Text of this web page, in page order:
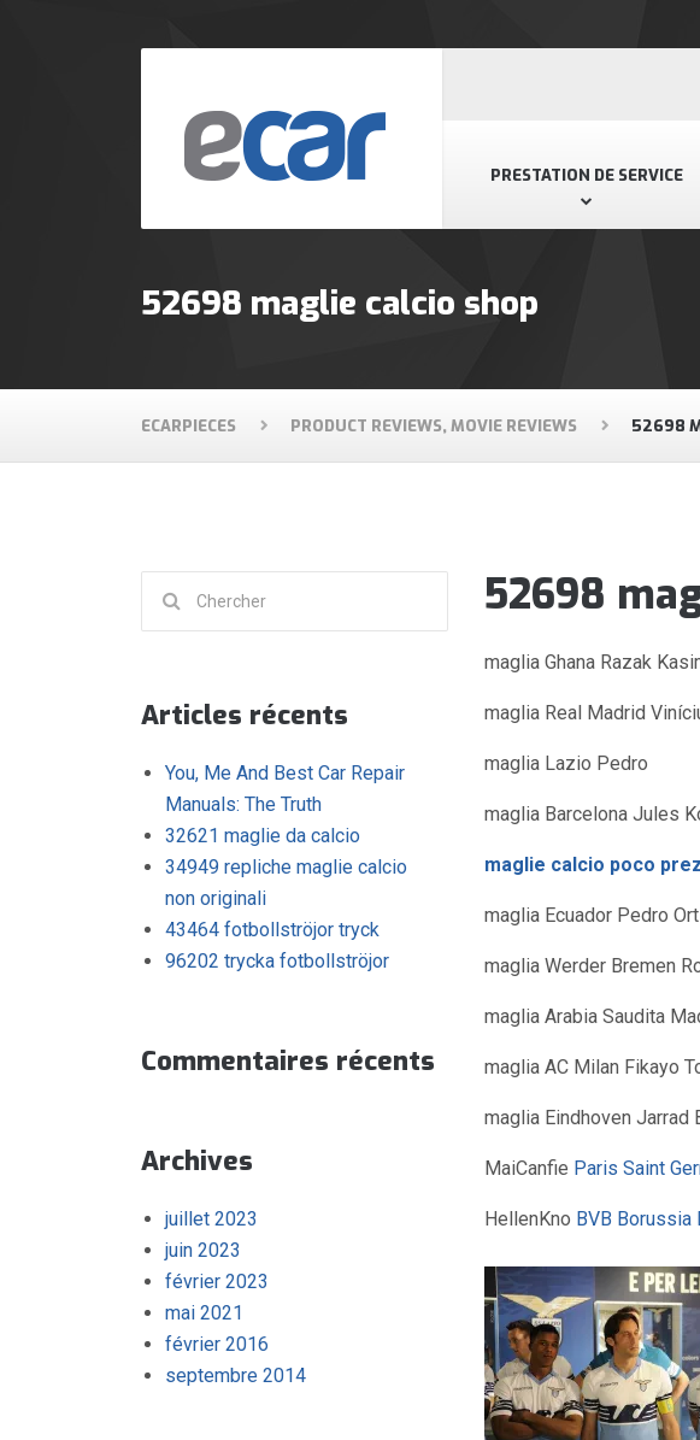
PRESTATION DE SERVICE
52698 maglie calcio shop
ECARPIECES PRODUCT REVIEWS, MOVIE REVIEWS 52698
52698
maglia Ghana Razak
maglia Real Madrid
maglia Lazio Pedro
maglia Barcelona Jules
maglie calcio poco
maglia Ecuador Pedro
maglia Werder Bremen
maglia Arabia Saudita
maglia AC Milan Fikayo
maglia Eindhoven Jarrad
MaiCanfie Paris Saint
HellenKno BVB Borussia
Articles récents
You, Me And Best Car Repair
Manuals: The Truth
32621 maglie da calcio
34949 repliche maglie calcio
non originali
43464 fotbollströjor tryck
96202 trycka fotbollströjor
Commentaires récents
Archives
juillet 2023
juin 2023
février 2023
mai 2021
février 2016
septembre 2014